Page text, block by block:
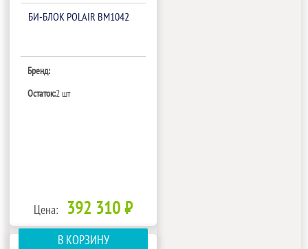
БИ‑БЛОК POLAIR BM1042
Бренд:
Остаток:2 шт
Цена: 392 310 ₽
В КОРЗИНУ